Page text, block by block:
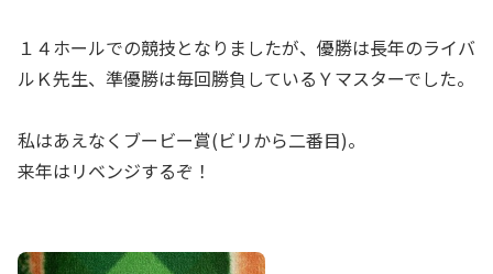
１４ホールでの競技となりましたが、優勝は長年のライバ
ルＫ先生、準優勝は毎回勝負しているＹマスターでした。
私はあえなくブービー賞(ビリから二番目)。
来年はリベンジするぞ！